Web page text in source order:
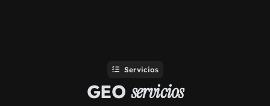
Servicios
GEOservicios